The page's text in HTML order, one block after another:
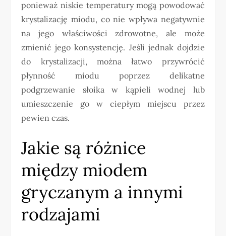
ponieważ niskie temperatury mogą powodować
krystalizację miodu, co nie wpływa negatywnie
na jego właściwości zdrowotne, ale może
zmienić jego konsystencję. Jeśli jednak dojdzie
do krystalizacji, można łatwo przywrócić
płynność miodu poprzez delikatne
podgrzewanie słoika w kąpieli wodnej lub
umieszczenie go w ciepłym miejscu przez
pewien czas.
Jakie są różnice
między miodem
gryczanym a innymi
rodzajami